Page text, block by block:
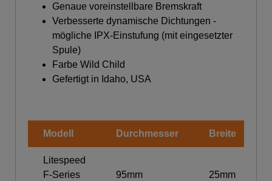
Genaue voreinstellbare Bremskraft
Verbesserte dynamische Dichtungen -
mögliche IPX-Einstufung (mit eingesetzter
Spule)
Farbe Wild Child
Gefertigt in Idaho, USA
Modell Durchmesser Breite
Litespeed
F-Series
95mm 25mm